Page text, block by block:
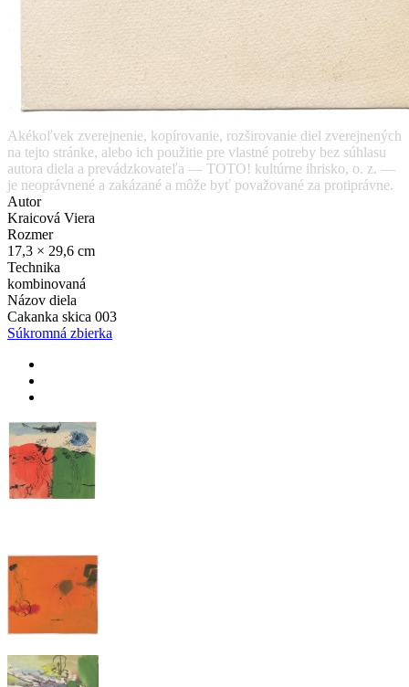
Akékoľvek zverejnenie, kopírovanie, rozširovanie diel zverejnených
na tejto stránke, alebo ich použitie pre vlastné potreby bez súhlasu
autora diela a prevádzkovateľa — TOTO! kultúrne ihrisko, o. z. —
je neoprávnené a zakázané a môže byť považované za protiprávne.
Autor
Kraicová Viera
Rozmer
17,3 × 29,6 cm
Technika
kombinovaná
Názov diela
Cakanka skica 003
Súkromná zbierka